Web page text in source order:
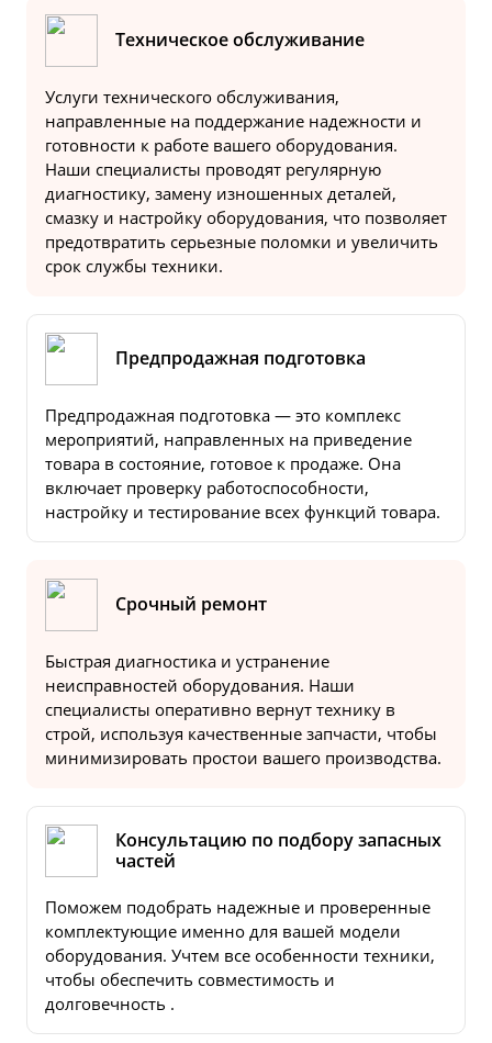
Техническое обслуживание
Услуги технического обслуживания,
направленные на поддержание надежности и
готовности к работе вашего оборудования.
Наши специалисты проводят регулярную
диагностику, замену изношенных деталей,
смазку и настройку оборудования, что позволяет
предотвратить серьезные поломки и увеличить
срок службы техники.
Предпродажная подготовка
Предпродажная подготовка — это комплекс
мероприятий, направленных на приведение
товара в состояние, готовое к продаже. Она
включает проверку работоспособности,
настройку и тестирование всех функций товара.
Срочный ремонт
Быстрая диагностика и устранение
неисправностей оборудования. Наши
специалисты оперативно вернут технику в
строй, используя качественные запчасти, чтобы
минимизировать простои вашего производства.
Консультацию по подбору запасных
частей
Поможем подобрать надежные и проверенные
комплектующие именно для вашей модели
оборудования. Учтем все особенности техники,
чтобы обеспечить совместимость и
долговечность .